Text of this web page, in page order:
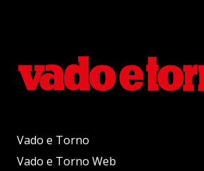
Vado e Torno
Vado e Torno Web